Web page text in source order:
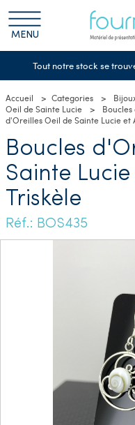
MENU
Tout notre stock se
Accueil Categories
Oeil de Sainte Lucie
Boucles
d'Oreilles Oeil de Sainte Lucie et
Boucles
Sainte
Triskèle
Réf.: BOS435